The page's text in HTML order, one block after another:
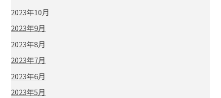
2023年10月
2023年9月
2023年8月
2023年7月
2023年6月
2023年5月